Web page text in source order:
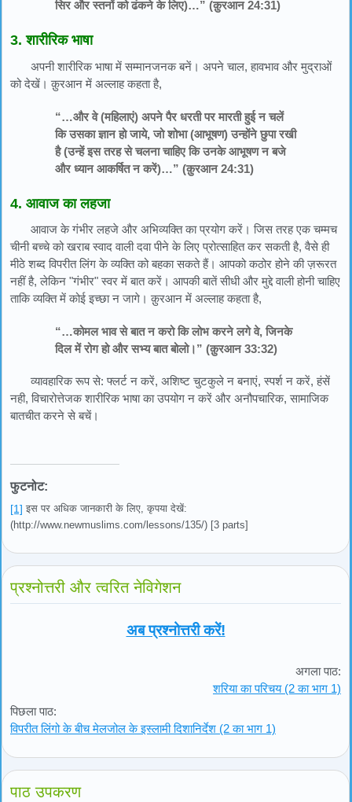
सिर और स्तनों को ढंकने के लिए)…” (क़ुरआन 24:31)
3. शारीरिक भाषा
अपनी शारीरिक भाषा में सम्मानजनक बनें। अपने चाल, हावभाव और मुद्राओं
को देखें। क़ुरआन में अल्लाह कहता है,
“…और वे (महिलाएं) अपने पैर धरती पर मारती हुई न चलें
कि उसका ज्ञान हो जाये, जो शोभा (आभूषण) उन्होंने छुपा रखी
है (उन्हें इस तरह से चलना चाहिए कि उनके आभूषण न बजे
और ध्यान आकर्षित न करें)…” (क़ुरआन 24:31)
4. आवाज का लहजा
आवाज के गंभीर लहजे और अभिव्यक्ति का प्रयोग करें। जिस तरह एक चम्मच
चीनी बच्चे को खराब स्वाद वाली दवा पीने के लिए प्रोत्साहित कर सकती है, वैसे ही
मीठे शब्द विपरीत लिंग के व्यक्ति को बहका सकते हैं। आपको कठोर होने की ज़रूरत
नहीं है, लेकिन "गंभीर" स्वर में बात करें। आपकी बातें सीधी और मुद्दे वाली होनी चाहिए
ताकि व्यक्ति में कोई इच्छा न जागे। क़ुरआन में अल्लाह कहता है,
“…कोमल भाव से बात न करो कि लोभ करने लगे वे, जिनके
दिल में रोग हो और सभ्य बात बोलो।” (क़ुरआन 33:32)
व्यावहारिक रूप से: फ्लर्ट न करें, अशिष्ट चुटकुले न बनाएं, स्पर्श न करें, हंसें
नही, विचारोत्तेजक शारीरिक भाषा का उपयोग न करें और अनौपचारिक, सामाजिक
बातचीत करने से बचें।
फुटनोट:
[1] इस पर अधिक जानकारी के लिए, कृपया देखें:
(http://www.newmuslims.com/lessons/135/) [3 parts]
प्रश्नोत्तरी और त्वरित नेविगेशन
अब प्रश्नोत्तरी करें!
पिछला पाठ:
विपरीत लिंगो के बीच मेलजोल के इस्लामी दिशानिर्देश (2 का भाग 1)
अगला पाठ:
शरिया का परिचय (2 का भाग 1)
पाठ उपकरण